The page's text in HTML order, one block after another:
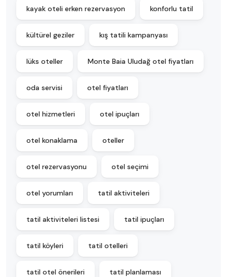
kayak oteli erken rezervasyon konforlu tatil
kültürel geziler kış tatili kampanyası
lüks oteller Monte Baia Uludağ otel fiyatları
oda servisi otel fiyatları
otel hizmetleri otel ipuçları
otel konaklama oteller
otel rezervasyonu otel seçimi
otel yorumları tatil aktiviteleri
tatil aktiviteleri listesi tatil ipuçları
tatil köyleri tatil otelleri
tatil otel önerileri tatil planlaması